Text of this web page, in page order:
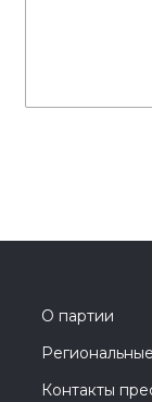
О партии
Контакты